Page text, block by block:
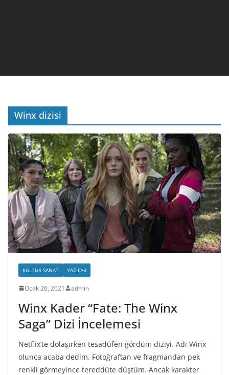
Winx dizisi
KÜLTÜR SANAT YAZILAR
Ocak 26, 2021 admin
Winx Kader “Fate: The Winx
Saga” Dizi İncelemesi
Netflix’te dolaşırken tesadüfen gördüm diziyi. Adı Winx
olunca acaba dedim. Fotoğraftan ve fragmandan pek
renkli görmeyince tereddüte düştüm. Ancak karakter